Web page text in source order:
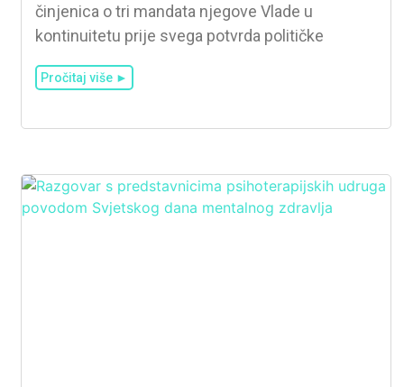
činjenica o tri mandata njegove Vlade u
kontinuitetu prije svega potvrda političke
Pročitaj više ►